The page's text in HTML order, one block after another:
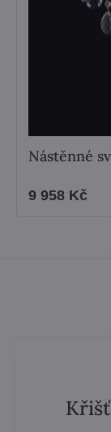
Nástěnné
9 958 Kč